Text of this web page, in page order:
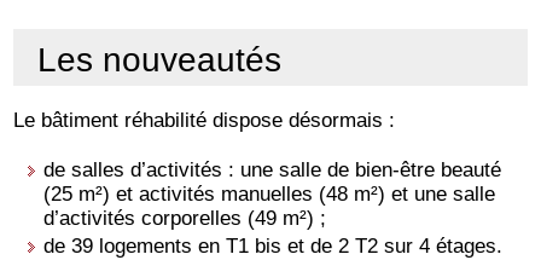
Les nouveautés
Le bâtiment réhabilité dispose désormais :
de salles d’activités : une salle de bien-être beauté
(25 m²) et activités manuelles (48 m²) et une salle
d’activités corporelles (49 m²) ;
de 39 logements en T1 bis et de 2 T2 sur 4 étages.